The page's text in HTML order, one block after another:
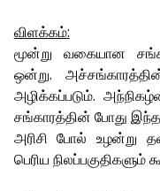
விளக்கம்:
மூன்று வகையான
ஒன்று.
அழிக்கப்படும்.
சங்காரத்தின் போது
அரிசி போல் உழன்று
பெரிய நிலப்பகுதிகளும்